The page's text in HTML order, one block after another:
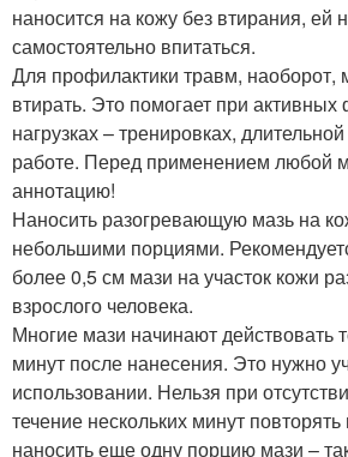
наносится на кожу без втирания, ей
самостоятельно впитаться.
Для профилактики травм, наоборот,
втирать. Это помогает при активных
нагрузках – тренировках,
работе. Перед применением любой
аннотацию!
Наносить разогревающую мазь на
небольшими порциями.
более 0,5 см мази на участок кожи
взрослого человека.
Многие мази начинают действовать
минут после нанесения. Это нужно
использовании. Нельзя при
течение нескольких минут
наносить еще одну порцию мази –